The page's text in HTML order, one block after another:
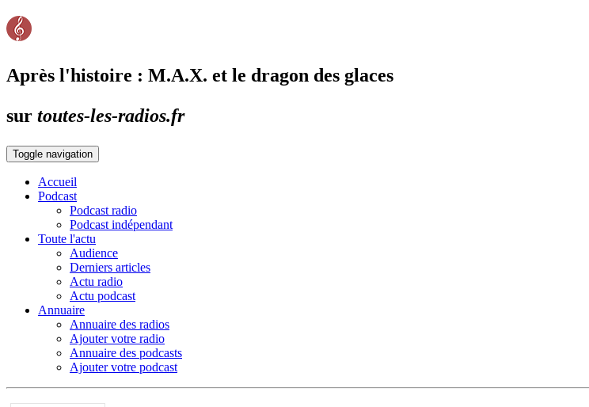
Après l'histoire : M.A.X. et le dragon des glaces
sur toutes-les-radios.fr
Toggle navigation
Accueil
Podcast
Podcast radio
Podcast indépendant
Toute l'actu
Audience
Derniers articles
Actu radio
Actu podcast
Annuaire
Annuaire des radios
Ajouter votre radio
Annuaire des podcasts
Ajouter votre podcast